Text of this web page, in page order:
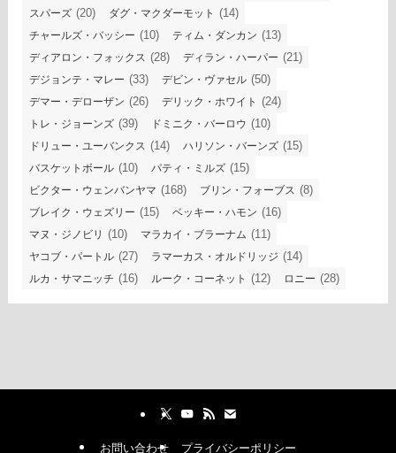
スパーズ (20) ダグ・マクダーモット (14)
チャールズ・バッシー (10) ティム・ダンカン (13)
ディアロン・フォックス (28) ディラン・ハーパー (21)
デジョンテ・マレー (33) デビン・ヴァセル (50)
デマー・デローザン (26) デリック・ホワイト (24)
トレ・ジョーンズ (39) ドミニク・バーロウ (10)
ドリュー・ユーバンクス (14) ハリソン・バーンズ (15)
バスケットボール (10) パティ・ミルズ (15)
ビクター・ウェンバンヤマ (168) ブリン・フォーブス (8)
ブレイク・ウェズリー (15) ベッキー・ハモン (16)
マヌ・ジノビリ (10) マラカイ・ブラーナム (11)
ヤコブ・パートル (27) ラマーカス・オルドリッジ (14)
ルカ・サマニッチ (16) ルーク・コーネット (12) ロニー (28)
お問い合わせ プライバシーポリシー